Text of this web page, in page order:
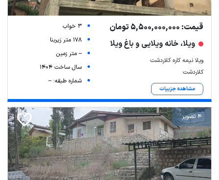
قیمت: 5,500,000,000 تومان
ویلا، خانه ویلایی و باغ ویلا
ویلا نیمه کاره کلاردشت
کلاردشت
مشاهده جزییات
3 خواب
178 متر زیربنا
-- متر زمین
سال ساخت 1404
شماره طبقه: --
4 تصویر